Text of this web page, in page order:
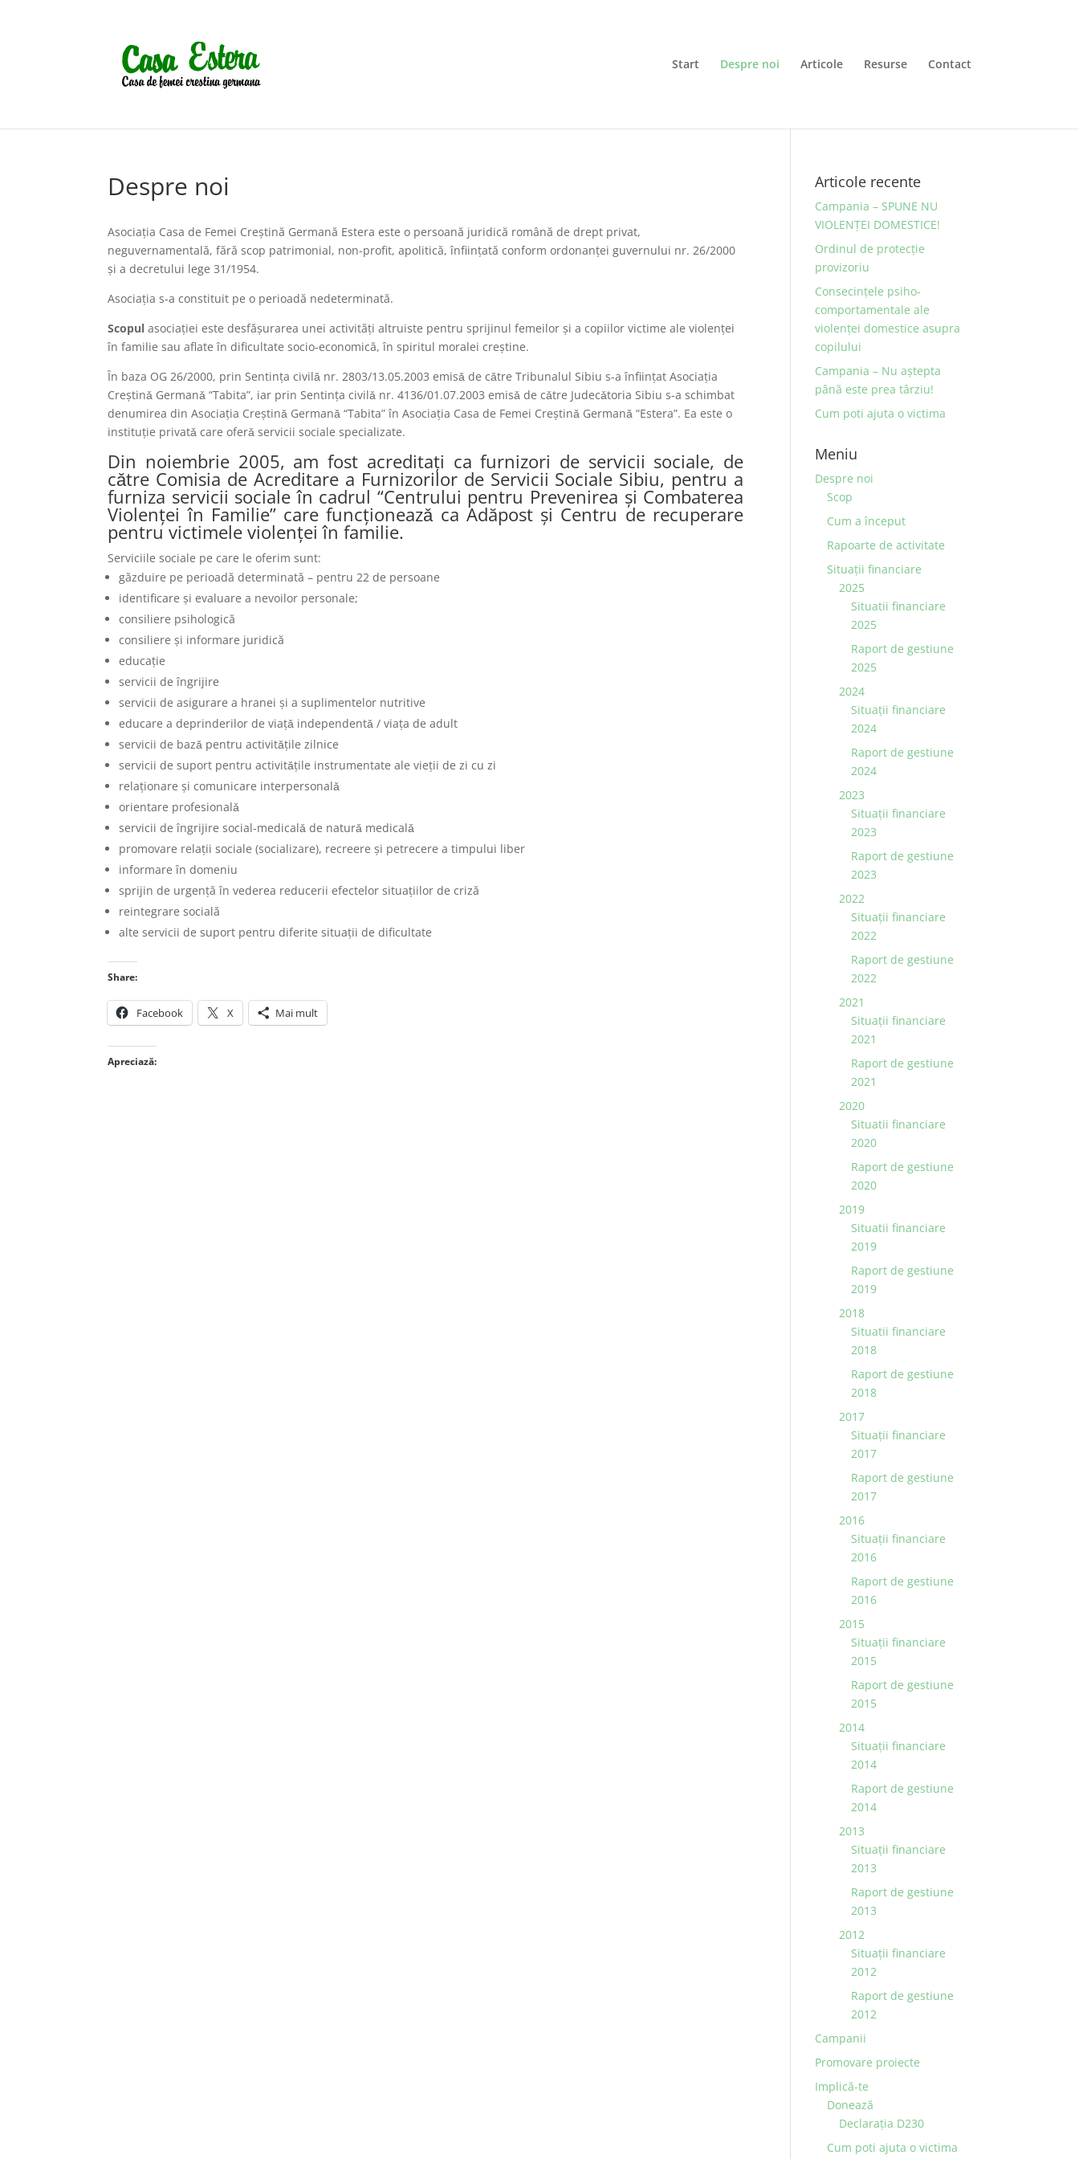
Start Despre noi Articole Resurse Contact
Despre noi
Asociaţia Casa de Femei Creştină Germană Estera este o persoană juridică română de drept privat,
neguvernamentală, fără scop patrimonial, non-profit, apolitică, înfiinţată conform ordonanţei guvernului nr. 26/2000
şi a decretului lege 31/1954.
Asociaţia s-a constituit pe o perioadă nedeterminată.
Scopul asociaţiei este desfăşurarea unei activităţi altruiste pentru sprijinul femeilor şi a copiilor victime ale violenţei
în familie sau aflate în dificultate socio-economică, în spiritul moralei creştine.
În baza OG 26/2000, prin Sentinţa civilǎ nr. 2803/13.05.2003 emisǎ de cǎtre Tribunalul Sibiu s-a înfiinţat Asociaţia
Creştinǎ Germanǎ “Tabita”, iar prin Sentinţa civilǎ nr. 4136/01.07.2003 emisǎ de cǎtre Judecǎtoria Sibiu s-a schimbat
denumirea din Asociaţia Creştinǎ Germanǎ “Tabita” în Asociaţia Casa de Femei Creştinǎ Germanǎ “Estera”. Ea este o
instituţie privatǎ care oferǎ servicii sociale specializate.
Din noiembrie 2005, am fost acreditaţi ca furnizori de servicii sociale, de
cǎtre Comisia de Acreditare a Furnizorilor de Servicii Sociale Sibiu, pentru a
furniza servicii sociale în cadrul “Centrului pentru Prevenirea şi Combaterea
Violenţei în Familie” care funcţioneazǎ ca Adăpost şi Centru de recuperare
pentru victimele violenţei în familie.
Serviciile sociale pe care le oferim sunt:
găzduire pe perioadă determinată – pentru 22 de persoane
identificare şi evaluare a nevoilor personale;
consiliere psihologică
consiliere şi informare juridică
educaţie
servicii de îngrijire
servicii de asigurare a hranei şi a suplimentelor nutritive
educare a deprinderilor de viaţǎ independentǎ / viaţa de adult
servicii de bazǎ pentru activitǎţile zilnice
servicii de suport pentru activitǎţile instrumentate ale vieţii de zi cu zi
relaţionare şi comunicare interpersonalǎ
orientare profesionalǎ
servicii de îngrijire social-medicalǎ de naturǎ medicalǎ
promovare relaţii sociale (socializare), recreere şi petrecere a timpului liber
informare în domeniu
sprijin de urgenţă în vederea reducerii efectelor situaţiilor de criză
reintegrare socială
alte servicii de suport pentru diferite situaţii de dificultate
Share:
Facebook X Mai mult
Apreciază:
Articole recente
Campania – SPUNE NU
VIOLENȚEI DOMESTICE!
Ordinul de protecţie
provizoriu
Consecinţele psiho-
comportamentale ale
violenţei domestice asupra
copilului
Campania – Nu aştepta
până este prea târziu!
Cum poti ajuta o victima
Meniu
Despre noi
Scop
Cum a început
Rapoarte de activitate
Situaţii financiare
2025
Situatii financiare
2025
Raport de gestiune
2025
2024
Situaţii financiare
2024
Raport de gestiune
2024
2023
Situaţii financiare
2023
Raport de gestiune
2023
2022
Situaţii financiare
2022
Raport de gestiune
2022
2021
Situaţii financiare
2021
Raport de gestiune
2021
2020
Situatii financiare
2020
Raport de gestiune
2020
2019
Situatii financiare
2019
Raport de gestiune
2019
2018
Situatii financiare
2018
Raport de gestiune
2018
2017
Situații financiare
2017
Raport de gestiune
2017
2016
Situații financiare
2016
Raport de gestiune
2016
2015
Situaţii financiare
2015
Raport de gestiune
2015
2014
Situaţii financiare
2014
Raport de gestiune
2014
2013
Situaţii financiare
2013
Raport de gestiune
2013
2012
Situaţii financiare
2012
Raport de gestiune
2012
Campanii
Promovare proiecte
Implică-te
Donează
Declarația D230
Cum poti ajuta o victima